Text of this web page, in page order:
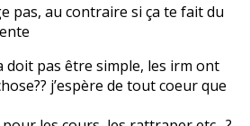
pas, au contraire si ça te fait du
doit pas être simple, les irm ont
j’espère de tout coeur que